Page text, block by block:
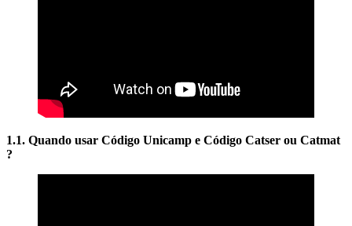
1.1. Quando usar Código Unicamp e Código Catser ou Catmat
?